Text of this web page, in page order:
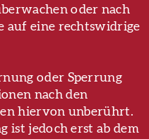
oder nach
auf eine rechtswidrige
oder Sperrung
nach den
hiervon unberührt.
ist jedoch erst ab dem